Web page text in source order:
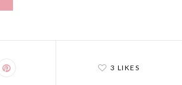
3 LIKES